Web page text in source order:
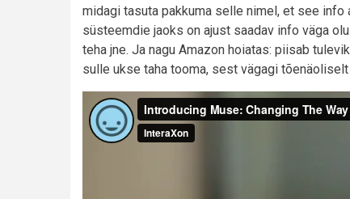
midagi tasuta pakkuma selle nimel, et see
süsteemdie jaoks on ajust saadav info väga
teha jne. Ja nagu Amazon hoiatas: piisab
sulle ukse taha tooma, sest vägagi